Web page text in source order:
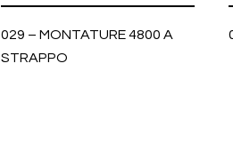
029 – MONTATURE 4800 A
STRAPPO